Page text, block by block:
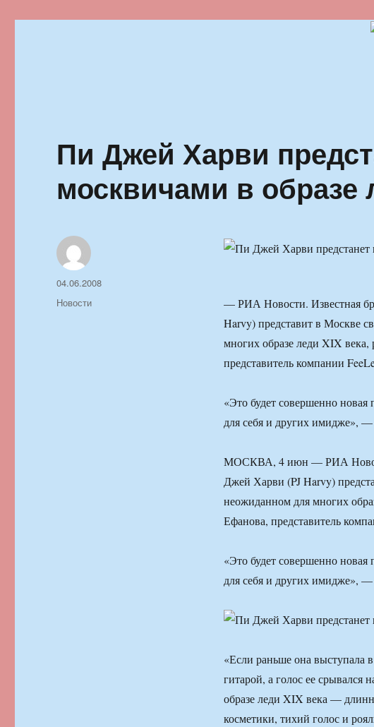
Пи Джей Харви
москвичами в образе
— РИА Новости. Известная
Harvy) представит в Москве
многих образе леди XIX
представитель компании
«Это будет совершенно
для себя и других имидже», —
МОСКВА, 4 июн — РИА
Джей Харви (PJ Harvy)
неожиданном для многих
Ефанова, представитель
«Это будет совершенно
для себя и других имидже», —
«Если раньше она выступала
гитарой, а голос ее срывался
образе леди XIX века —
косметики, тихий голос и
Автор
Опубликовано
04.06.2008
Рубрики
Новости